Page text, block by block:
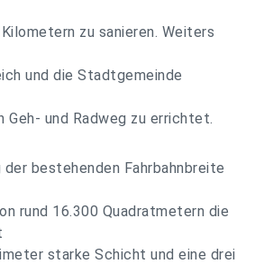
zu sanieren. Weiters
und die Stadtgemeinde
Geh- und Radweg zu errichtet.
bestehenden Fahrbahnbreite
rund 16.300 Quadratmetern die
starke Schicht und eine drei